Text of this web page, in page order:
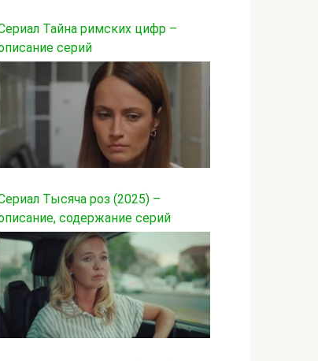
Тайна римских цифр –
серий
Тысяча роз (2025) –
содержание серий